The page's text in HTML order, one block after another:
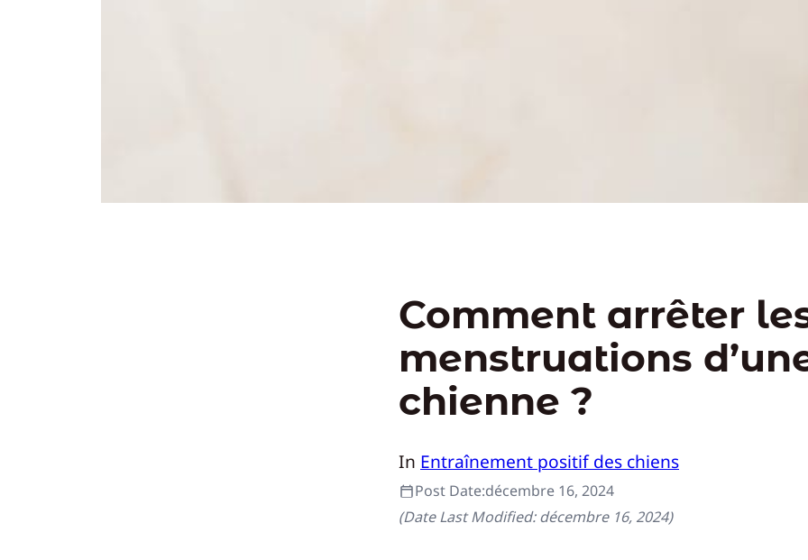
Comment arrêter
menstruations
chienne ?
In Entraînement positif des chiens
Post Date:décembre 16, 2024
(Date Last Modified:décembre 16, 2024)